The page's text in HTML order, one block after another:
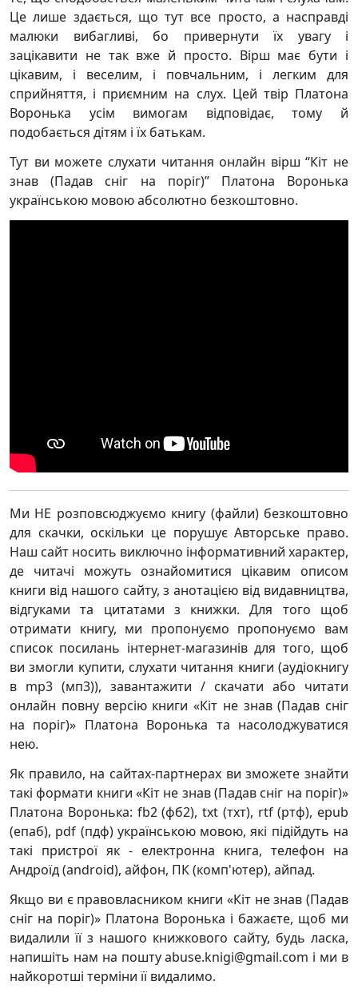
Це лише здається, що тут все просто, а насправді
малюки вибагливі, бо привернути їх увагу і
зацікавити не так вже й просто. Вірш має бути і
цікавим, і веселим, і повчальним, і легким для
сприйняття, і приємним на слух. Цей твір Платона
Воронька усім вимогам відповідає, тому й
подобається дітям і їх батькам.
Тут ви можете слухати читання онлайн вірш “Кіт не
знав (Падав сніг на поріг)” Платона Воронька
українською мовою абсолютно безкоштовно.
Ми НЕ розповсюджуємо книгу (файли) безкоштовно
для скачки, оскільки це порушує Авторське право.
Наш сайт носить виключно інформативний характер,
де читачі можуть ознайомитися цікавим описом
книги від нашого сайту, з анотацією від видавництва,
відгуками та цитатами з книжки. Для того щоб
отримати книгу, ми пропонуємо пропонуємо вам
список посилань інтернет-магазинів для того, щоб
ви змогли купити, слухати читання книги (аудіокнигу
в mp3 (мп3)), завантажити / скачати або читати
онлайн повну версію книги «Кіт не знав (Падав сніг
на поріг)» Платона Воронька та насолоджуватися
нею.
Як правило, на сайтах-партнерах ви зможете знайти
такі формати книги «Кіт не знав (Падав сніг на поріг)»
Платона Воронька: fb2 (фб2), txt (тхт), rtf (ртф), epub
(епаб), pdf (пдф) українською мовою, які підійдуть на
такі пристрої як - електронна книга, телефон на
Андроїд (android), айфон, ПК (комп'ютер), айпад.
Якщо ви є правовласником книги «Кіт не знав (Падав
сніг на поріг)» Платона Воронька і бажаєте, щоб ми
видалили її з нашого книжкового сайту, будь ласка,
напишіть нам на пошту abuse.knigi@gmail.com і ми в
найкоротші терміни її видалимо.